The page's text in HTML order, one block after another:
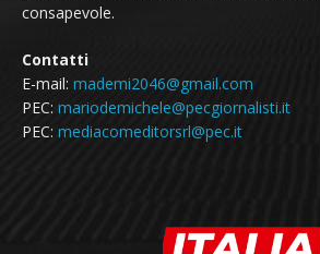
consapevole.
Contatti
E-mail: mademi2046@gmail.com
PEC: mariodemichele@pecgiornalisti.it
PEC: mediacomeditorsrl@pec.it